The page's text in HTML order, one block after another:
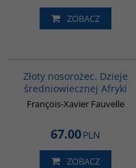
ZOBACZ
Złoty nosorożec. Dzieje
średniowiecznej Afryki
François-Xavier Fauvelle
67.00PLN
ZOBACZ